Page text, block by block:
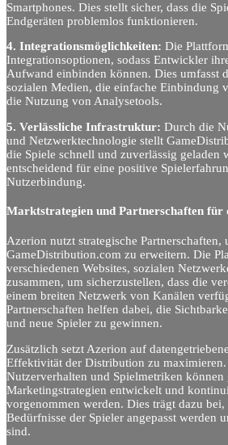
Smartphones. Dies stellt sicher, dass die
Endgeräten problemlos funktionieren.
4. Integrationsmöglichkeiten: Die
Integrationsoptionen, sodass Entwickler
Aufwand einbinden können. Dies umfasst
sozialen Medien, die einfache Einbindung
die Nutzung von Analysetools.
5. Verlässliche Infrastruktur: Durch die
und Netzwerktechnologie stellt
die Spiele schnell und zuverlässig geladen
entscheidend für eine positive
Nutzerbindung.
Marktstrategien und Partnerschaften für
Azerion nutzt strategische
GameDistribution.com zu erweitern. Die
verschiedenen Websites, sozialen
zusammen, um sicherzustellen, dass die
einem breiten Netzwerk von Kanälen
Partnerschaften helfen dabei, die
und neue Spieler zu gewinnen.
Zusätzlich setzt Azerion auf
Effektivität der Distribution zu
Nutzerverhalten und Spielmetriken können
Marketingstrategien entwickelt und
vorgenommen werden. Dies trägt dazu bei,
Bedürfnisse der Spieler angepasst werden
sind.